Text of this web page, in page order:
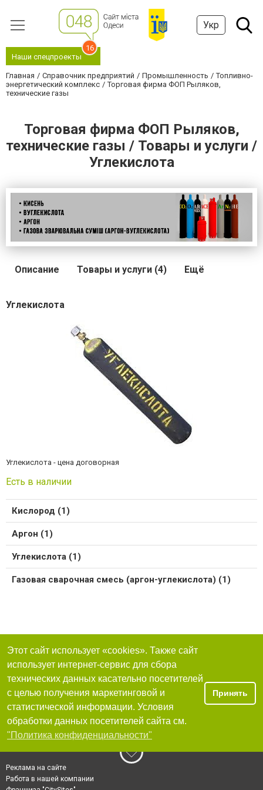
Укр
Наши спецпроекты
16
Главная Справочник предприятий Промышленность
Топливно-
энергетический комплекс
Торговая фирма ФОП Рыляков,
технические газы
Торговая фирма ФОП Рыляков,
технические газы / Товары и услуги /
Углекислота
Описание Товары и услуги (4) Ещё
Углекислота
Углекислота - цена договорная
Есть в наличии
Кислород (1)
Аргон (1)
Углекислота (1)
Газовая сварочная смесь (аргон-углекислота) (1)
Этот сайт использует «cookies». Также сайт
использует интернет-сервис для сбора
технических данных касательно посетителей
с целью получения маркетинговой и
статистической информации. Условия
обработки данных посетителей сайта см.
"Политика конфиденциальности"
Принять
Реклама на сайте
Работа в нашей компании